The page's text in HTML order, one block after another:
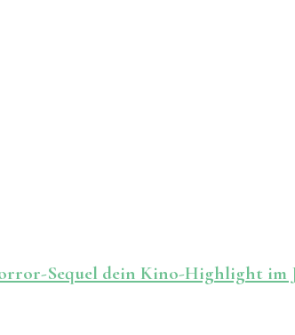
Sequel dein Kino-Highlight im